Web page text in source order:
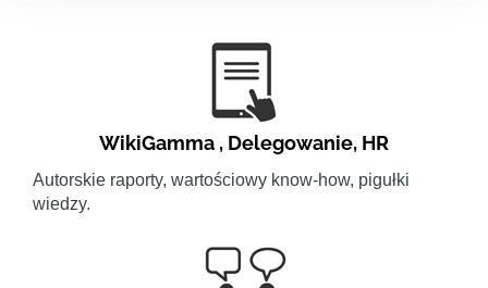
WikiGamma , Delegowanie, HR
Autorskie raporty, wartościowy know-how, pigułki
wiedzy.